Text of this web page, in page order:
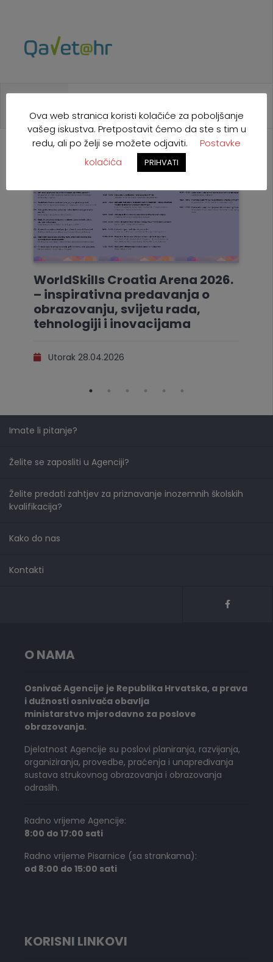
NAJAVE POZIVI NATJEČAJI EU
WorldSkills Croatia Arena 2026.
– inspirativna predavanja o
obrazovanju, svijetu rada,
tehnologiji i inovacijama
Utorak 28.04.2026
Imate li pitanje?
Želite se zaposliti u Agenciji?
Želite predati zahtjev za priznavanje inozemnih školskih
kvalifikacija?
Kako do nas
Kontakti
O NAMA
Osnivač Agencije je Republika Hrvatska, a prava
i dužnosti osnivača obavlja
ministarstvo mjerodavno za poslove
obrazovanja.
Djelatnost Agencije su poslovi planiranja, razvijanja,
organiziranja, provedbe, praćenja i unapređivanja
sustava strukovnog obrazovanja i obrazovanja
odraslih.
Radno vrijeme Agencije:
8:00 do 17:00 sati
Radno vrijeme Pisarnice (sa strankama):
od 8:00 do 15:00 sati
KORISNI LINKOVI
Ova web stranica koristi kolačiće za poboljšanje
vašeg iskustva. Pretpostavit ćemo da ste s tim u
redu, ali po želji se možete odjaviti.
Postavke
kolačića
PRIHVATI